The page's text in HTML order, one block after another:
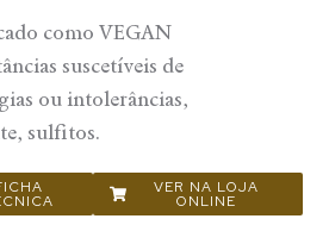
como VEGAN
suscetíveis de
ou intolerâncias,
sulfitos.
VER NA LOJA
ONLINE